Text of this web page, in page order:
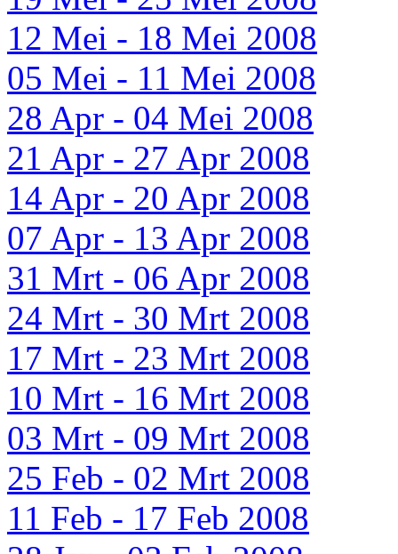
12 Mei - 18 Mei 2008
05 Mei - 11 Mei 2008
28 Apr - 04 Mei 2008
21 Apr - 27 Apr 2008
14 Apr - 20 Apr 2008
07 Apr - 13 Apr 2008
31 Mrt - 06 Apr 2008
24 Mrt - 30 Mrt 2008
17 Mrt - 23 Mrt 2008
10 Mrt - 16 Mrt 2008
03 Mrt - 09 Mrt 2008
25 Feb - 02 Mrt 2008
11 Feb - 17 Feb 2008